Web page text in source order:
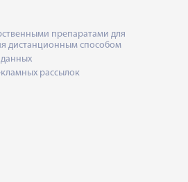
препаратами для
дистанционным способом
рассылок